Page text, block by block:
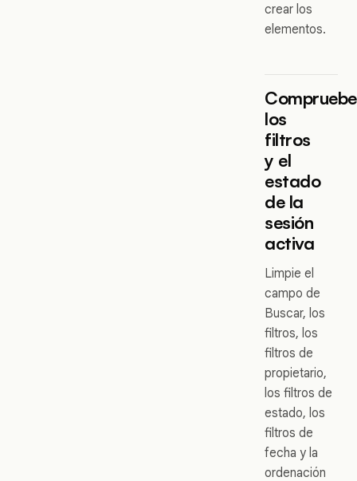
crear los
elementos.
Compruebe
los
filtros
y el
estado
de la
sesión
activa
Limpie el
campo de
Buscar, los
filtros, los
filtros de
propietario,
los filtros de
estado, los
filtros de
fecha y la
ordenación